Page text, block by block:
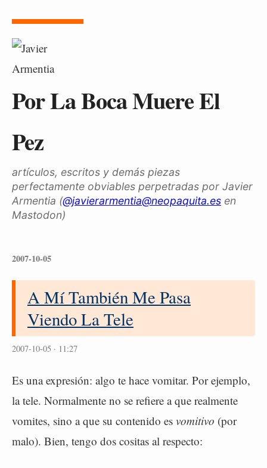
Por La Boca Muere El
Pez
artículos, escritos y demás piezas
perfectamente obviables perpetradas por Javier
Armentia (@javierarmentia@neopaquita.es en
Mastodon)
2007-10-05
A Mí También Me Pasa
Viendo La Tele
2007-10-05 · 11:27
Es una expresión: algo te hace vomitar. Por ejemplo,
la tele. Normalmente no se refiere a que realmente
vomites, sino a que su contenido es vomitivo (por
malo). Bien, tengo dos cositas al respecto: